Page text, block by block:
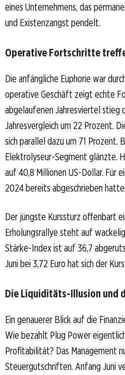
eines Unternehmens, das
und Existenzangst pendelt.
Operative Fortschritte
Die anfängliche Euphorie war
operative Geschäft zeigt echte
abgelaufenen Jahresviertel stieg
Jahresvergleich um 22 Prozent.
sich parallel dazu um 71 Prozent.
Elektrolyseur-Segment glänzte.
auf 40,8 Millionen US-Dollar. Für
2024 bereits abgeschrieben
Der jüngste Kurssturz offenbart
Erholungsrallye steht auf
Stärke-Index ist auf 36,7
Juni bei 3,72 Euro hat sich der
Die Liquiditäts-Illusion und
Ein genauerer Blick auf die
Wie bezahlt Plug Power
Profitabilität? Das Management
Steuergutschriften. Anfang Juni